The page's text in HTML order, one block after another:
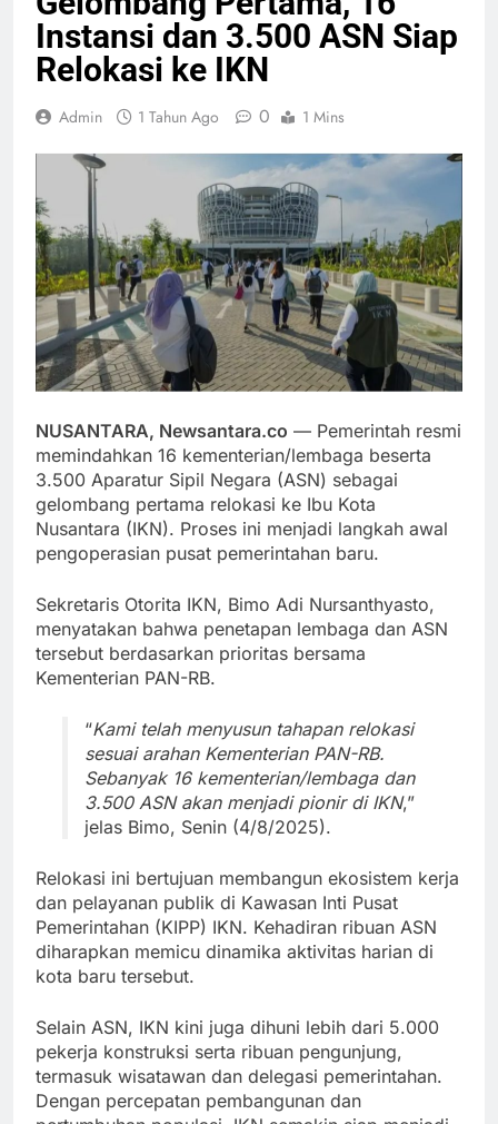
Instansi dan 3.500 ASN Siap
Relokasi ke IKN
Admin 1 Tahun Ago 0 1 Mins
NUSANTARA, Newsantara.co — Pemerintah resmi
memindahkan 16 kementerian/lembaga beserta
3.500 Aparatur Sipil Negara (ASN) sebagai
gelombang pertama relokasi ke Ibu Kota
Nusantara (IKN). Proses ini menjadi langkah awal
pengoperasian pusat pemerintahan baru.
Sekretaris Otorita IKN, Bimo Adi Nursanthyasto,
menyatakan bahwa penetapan lembaga dan ASN
tersebut berdasarkan prioritas bersama
Kementerian PAN-RB.
“Kami telah menyusun tahapan relokasi
sesuai arahan Kementerian PAN-RB.
Sebanyak 16 kementerian/lembaga dan
3.500 ASN akan menjadi pionir di IKN,”
jelas Bimo, Senin (4/8/2025).
Relokasi ini bertujuan membangun ekosistem kerja
dan pelayanan publik di Kawasan Inti Pusat
Pemerintahan (KIPP) IKN. Kehadiran ribuan ASN
diharapkan memicu dinamika aktivitas harian di
kota baru tersebut.
Selain ASN, IKN kini juga dihuni lebih dari 5.000
pekerja konstruksi serta ribuan pengunjung,
termasuk wisatawan dan delegasi pemerintahan.
Dengan percepatan pembangunan dan